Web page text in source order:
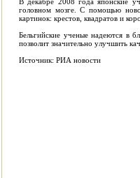
В декабре 2008 года японские
головном мозге. С помощью
картинок: крестов, квадратов и
Бельгийские ученые надеются в
позволит значительно улучшить
Источник: РИА новости